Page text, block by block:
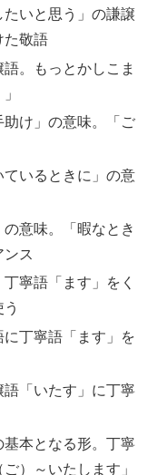
いと思う」の謙譲
た敬語
。もっとかしこま
け」の意味。「ご
いるときに」の意
意味。「暇なとき
ンス
寧語「ます」をく
丁寧語「ます」を
「いたす」に丁寧
本となる形。丁寧
）～いたします」